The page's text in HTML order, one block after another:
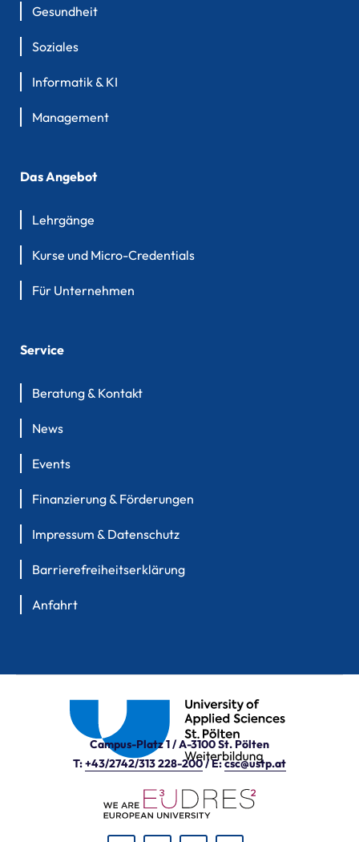
Gesundheit
Soziales
Informatik & KI
Management
Das Angebot
Lehrgänge
Kurse und Micro-Credentials
Für Unternehmen
Service
Beratung & Kontakt
News
Events
Finanzierung & Förderungen
Impressum & Datenschutz
Barrierefreiheitserklärung
Anfahrt
Campus-Platz 1 / A-3100 St. Pölten
T:+43/2742/313 228-200/ E:csc@ustp.at